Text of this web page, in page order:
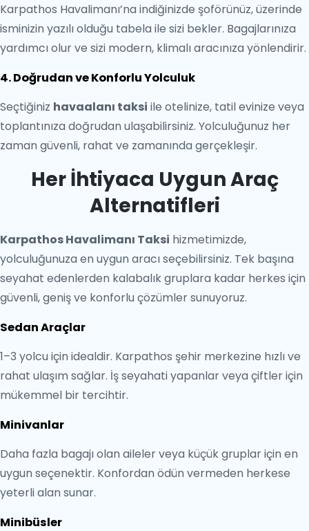
Karpathos Havalimanı’na indiğinizde şoförünüz, üzerinde
isminizin yazılı olduğu tabela ile sizi bekler. Bagajlarınıza
yardımcı olur ve sizi modern, klimalı aracınıza yönlendirir.
4. Doğrudan ve Konforlu Yolculuk
Seçtiğiniz havaalanı taksi ile otelinize, tatil evinize veya
toplantınıza doğrudan ulaşabilirsiniz. Yolculuğunuz her
zaman güvenli, rahat ve zamanında gerçekleşir.
Her İhtiyaca Uygun Araç
Alternatifleri
Karpathos Havalimanı Taksi hizmetimizde,
yolculuğunuza en uygun aracı seçebilirsiniz. Tek başına
seyahat edenlerden kalabalık gruplara kadar herkes için
güvenli, geniş ve konforlu çözümler sunuyoruz.
Sedan Araçlar
1–3 yolcu için idealdir. Karpathos şehir merkezine hızlı ve
rahat ulaşım sağlar. İş seyahati yapanlar veya çiftler için
mükemmel bir tercihtir.
Minivanlar
Daha fazla bagajı olan aileler veya küçük gruplar için en
uygun seçenektir. Konfordan ödün vermeden herkese
yeterli alan sunar.
Minibüsler